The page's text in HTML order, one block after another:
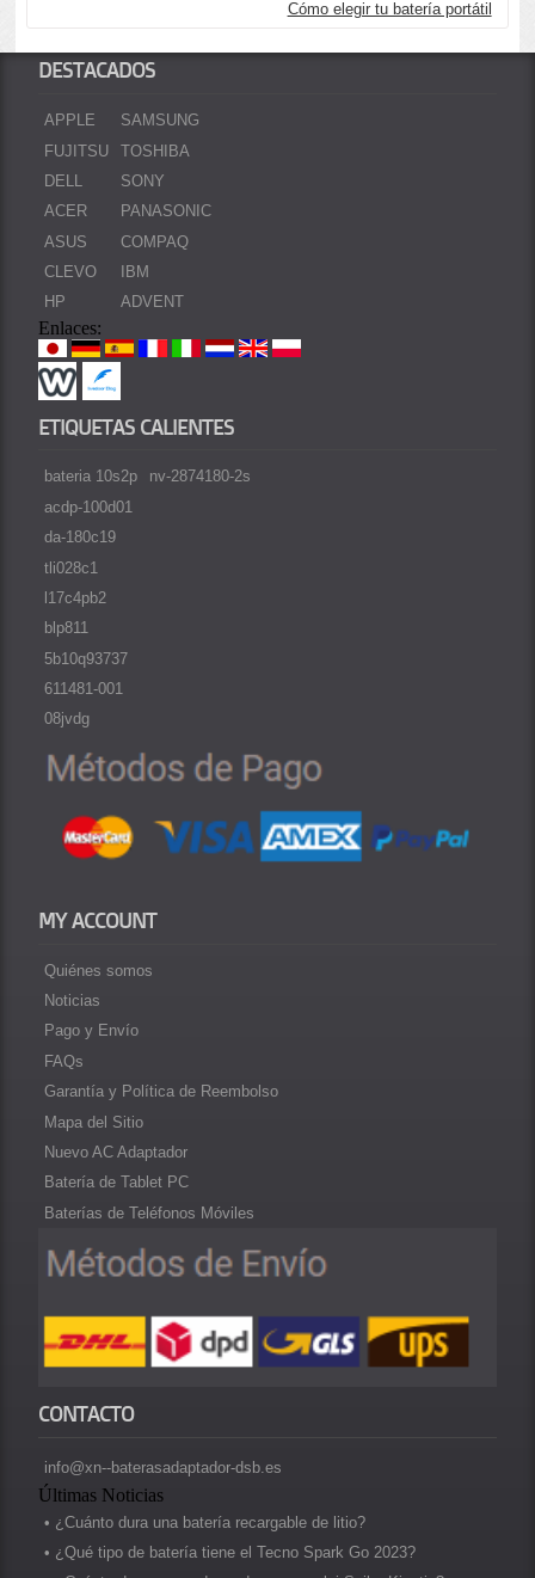
Cómo elegir tu batería portátil
DESTACADOS
APPLE
FUJITSU
DELL
ACER
ASUS
CLEVO
HP
SAMSUNG
TOSHIBA
SONY
PANASONIC
COMPAQ
IBM
ADVENT
Enlaces:
ETIQUETAS CALIENTES
bateria 10s2p
acdp-100d01
da-180c19
tli028c1
l17c4pb2
blp811
5b10q93737
611481-001
08jvdg
nv-2874180-2s
MY ACCOUNT
Quiénes somos
Noticias
Pago y Envío
FAQs
Garantía y Política de Reembolso
Mapa del Sitio
Nuevo AC Adaptador
Batería de Tablet PC
Baterías de Teléfonos Móviles
CONTACTO
info@xn--baterasadaptador-dsb.es
Últimas Noticias
• ¿Cuánto dura una batería recargable de litio?
• ¿Qué tipo de batería tiene el Tecno Spark Go 2023?